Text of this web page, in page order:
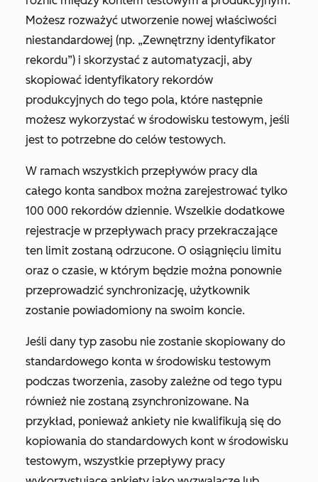
Możesz rozważyć utworzenie nowej właściwości
niestandardowej (np. „Zewnętrzny identyfikator
rekordu”) i skorzystać z automatyzacji, aby
skopiować identyfikatory rekordów
produkcyjnych do tego pola, które następnie
możesz wykorzystać w środowisku testowym, jeśli
jest to potrzebne do celów testowych.
W ramach wszystkich przepływów pracy dla
całego konta sandbox można zarejestrować tylko
100 000 rekordów dziennie. Wszelkie dodatkowe
rejestracje w przepływach pracy przekraczające
ten limit zostaną odrzucone. O osiągnięciu limitu
oraz o czasie, w którym będzie można ponownie
przeprowadzić synchronizację, użytkownik
zostanie powiadomiony na swoim koncie.
Jeśli dany typ zasobu nie zostanie skopiowany do
standardowego konta w środowisku testowym
podczas tworzenia, zasoby zależne od tego typu
również nie zostaną zsynchronizowane. Na
przykład, ponieważ ankiety nie kwalifikują się do
kopiowania do standardowych kont w środowisku
testowym, wszystkie przepływy pracy